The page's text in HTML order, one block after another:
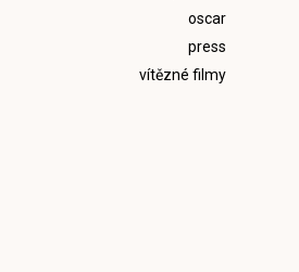
oscar
press
vítězné filmy